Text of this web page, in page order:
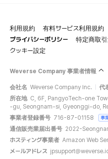
利用規約 有料サービス利用規約
プライバシーポリシー
特定商取
クッキー設定
Weverse Company 事業者情報
会社名 Weverse Company Inc. 代
所在地 C, 6F, PangyoTech-one
-gu, Seongnam-si, Gyeonggi-do,
事業者登録番号 716-87-01158 事
通信販売業届出番号 2022-
ホスティング事業者 Amazon Web
メールアドレス